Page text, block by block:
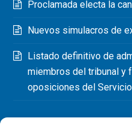
Proclamada electa la
Nuevos simulacros de
Listado definitivo de
miembros del tribunal y
oposiciones del